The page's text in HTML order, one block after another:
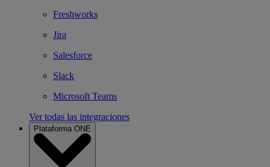
Freshworks
Jira
Salesforce
Slack
Microsoft Teams
Ver todas las integraciones
Plataforma ONE